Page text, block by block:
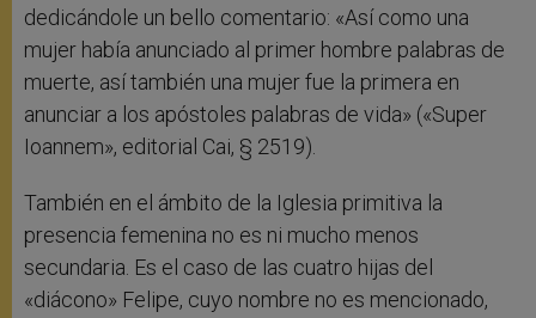
dedicándole un bello comentario: «Así como una
mujer había anunciado al primer hombre palabras de
muerte, así también una mujer fue la primera en
anunciar a los apóstoles palabras de vida» («Super
Ioannem», editorial Cai, § 2519).
También en el ámbito de la Iglesia primitiva la
presencia femenina no es ni mucho menos
secundaria. Es el caso de las cuatro hijas del
«diácono» Felipe, cuyo nombre no es mencionado,